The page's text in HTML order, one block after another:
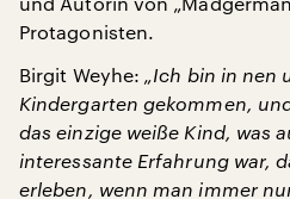
Protagonisten.
Birgit Weyhe: „Ich bin in nen
Kindergarten gekommen,
das einzige weiße Kind, was
interessante Erfahrung war,
erleben, wenn man immer